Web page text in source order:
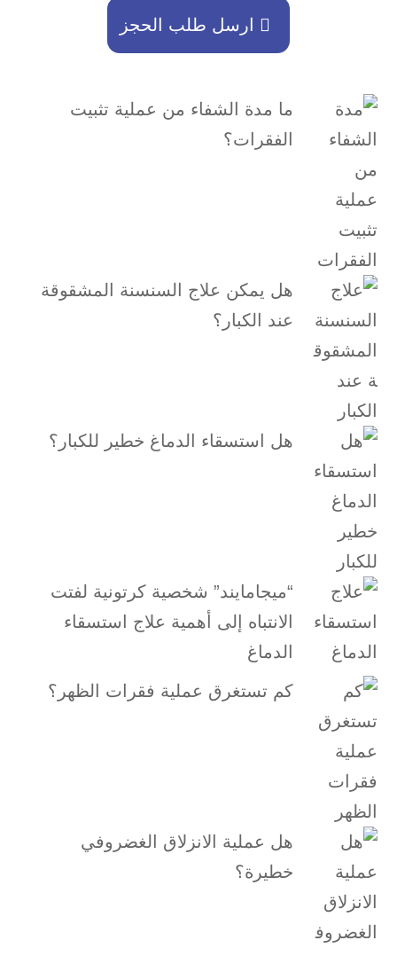
ارسل طلب الحجز
ما مدة الشفاء من عملية تثبيت
الفقرات؟
هل يمكن علاج السنسنة المشقوقة
عند الكبار؟
هل استسقاء الدماغ خطير للكبار؟
“ميجامايند” شخصية كرتونية لفتت
الانتباه إلى أهمية علاج استسقاء
الدماغ
كم تستغرق عملية فقرات الظهر؟
هل عملية الانزلاق الغضروفي
خطيرة؟